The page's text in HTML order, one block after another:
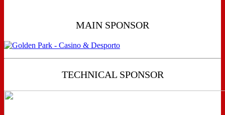
MAIN SPONSOR
TECHNICAL SPONSOR